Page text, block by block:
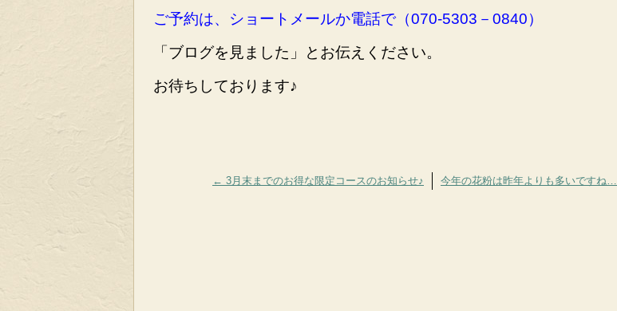
ご予約は、ショートメールか電話で（070-5303－0840）
「ブログを見ました」とお伝えください。
お待ちしております♪
← 3月末までのお得な限定コースのお知らせ♪ 今年の花粉は昨年よりも多いですね…